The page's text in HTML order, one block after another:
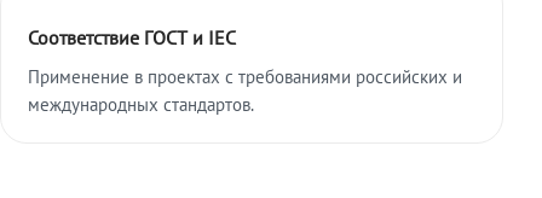
Соответствие ГОСТ и IEC
Применение в проектах с требованиями российских и
международных стандартов.